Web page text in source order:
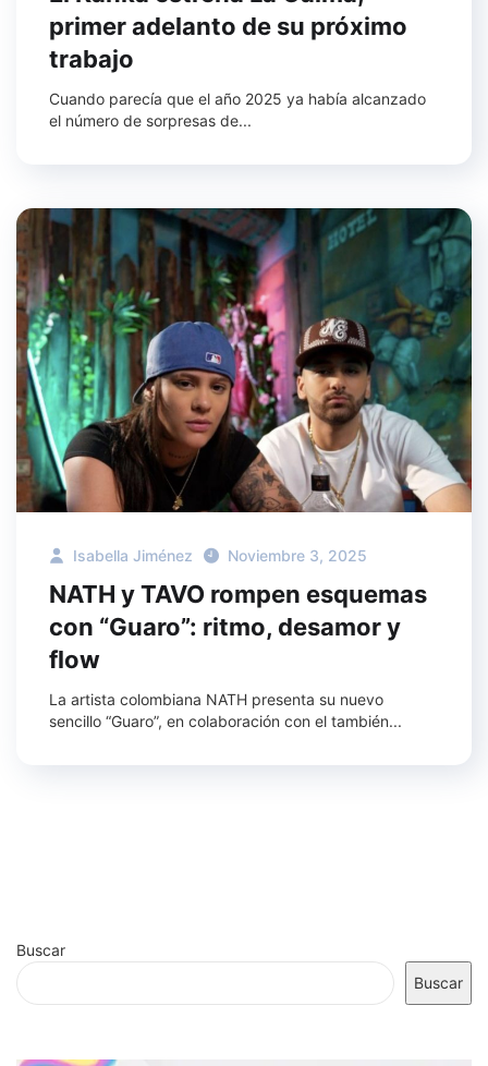
primer adelanto de su próximo
trabajo
Cuando parecía que el año 2025 ya había alcanzado
el número de sorpresas de...
Isabella Jiménez Noviembre 3, 2025
NATH y TAVO rompen esquemas
con “Guaro”: ritmo, desamor y
flow
La artista colombiana NATH presenta su nuevo
sencillo “Guaro”, en colaboración con el también...
Buscar
Buscar